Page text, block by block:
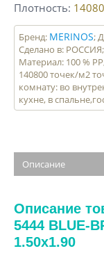
Плотность
Бренд: MERINOS;
Сделано в:
Материал: 100 %
140800 точек/м2
комнату: во
кухне, в
Описание
Описание
5444 BLUE-
1.50x1.90